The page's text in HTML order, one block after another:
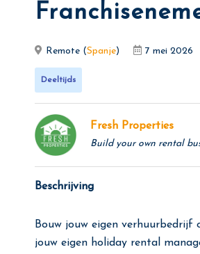
Remote (Spanje) 7 mei 2026
Deeltijds
Fresh Properties
Build your own rental
Beschrijving
Bouw jouw eigen verhuurbedrijf
jouw eigen holiday rental